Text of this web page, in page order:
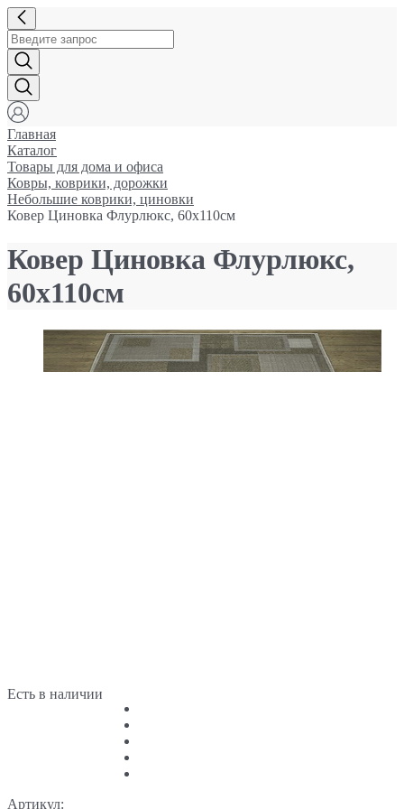
Главная
Каталог
Товары для дома и офиса
Ковры, коврики, дорожки
Небольшие коврики, циновки
Ковер Циновка Флурлюкс, 60х110см
Ковер Циновка Флурлюкс,
60х110см
Есть в наличии
Артикул: